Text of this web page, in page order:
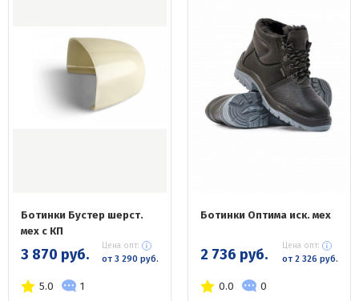
Ботинки Бустер шерст.
мех с КП
3 870 руб. Цена опт:
от 3 290 руб.
5.0 1
Ботинки Оптима иск. мех
2 736 руб. Цена опт:
от 2 326 руб.
0.0 0